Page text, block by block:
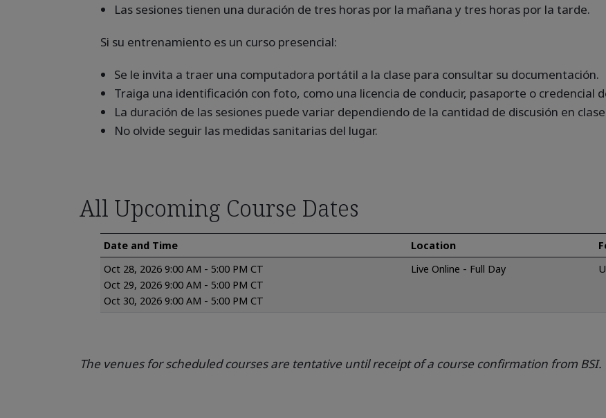
Las sesiones tienen una duración de tres horas por la mañana y tres horas por la tarde.
Si su entrenamiento es un curso presencial:
Se le invita a traer una computadora portátil a la clase para consultar su documentación.
Traiga una identificación con foto, como una licencia de conducir, pasaporte o credencial
La duración de las sesiones puede variar dependiendo de la cantidad de discusión en
No olvide seguir las medidas sanitarias del lugar.
All Upcoming Course Dates
Date and Time Location
Oct 28, 2026 9:00 AM - 5:00 PM CT
Oct 29, 2026 9:00 AM - 5:00 PM CT
Oct 30, 2026 9:00 AM - 5:00 PM CT
Live Online - Full Day
The venues for scheduled courses are tentative until receipt of a course confirmation from BSI.